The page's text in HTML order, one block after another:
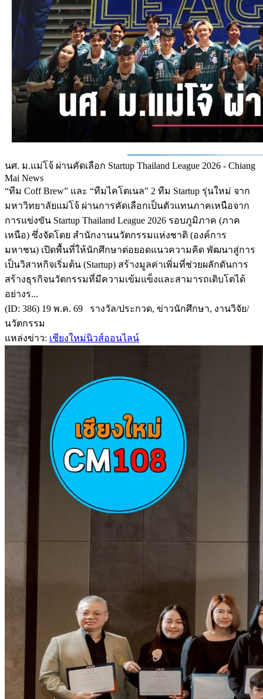
นศ. ม.แม่โจ้ ผ่านคัดเลือก Startup Thailand League 2026 - Chiang
Mai News
“ทีม Coff Brew” และ “ทีมไคโตเนล” 2 ทีม Startup รุ่นใหม่ จาก
มหาวิทยาลัยแม่โจ้ ผ่านการคัดเลือกเป็นตัวแทนภาคเหนือจาก
การแข่งขัน Startup Thailand League 2026 รอบภูมิภาค (ภาค
เหนือ) ซึ่งจัดโดย สำนักงานนวัตกรรมแห่งชาติ (องค์การ
มหาชน) เปิดพื้นที่ให้นักศึกษาต่อยอดแนวความคิด พัฒนาสู่การ
เป็นวิสาหกิจเริ่มต้น (Startup) สร้างมูลค่าเพิ่มที่ช่วยผลักดันการ
สร้างธุรกิจนวัตกรรมที่มีความเข้มแข็งและสามารถเติบโตได้
อย่างร...
(ID: 386) 19 พ.ค. 69 รางวัล/ประกวด, ข่าวนักศึกษา, งานวิจัย/
นวัตกรรม
แหล่งข่าว: เชียงใหม่นิวส์ออนไลน์